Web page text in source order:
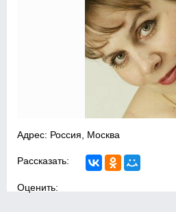
Адрес: Россия, Москва
Рассказать:
Оценить: